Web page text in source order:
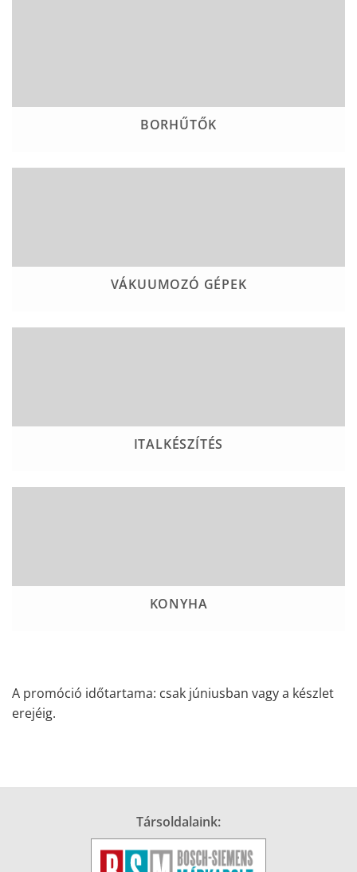
BORHŰTŐK
VÁKUUMOZÓ GÉPEK
ITALKÉSZÍTÉS
KONYHA
A promóció időtartama: csak júniusban vagy a készlet
erejéig.
Társoldalaink: